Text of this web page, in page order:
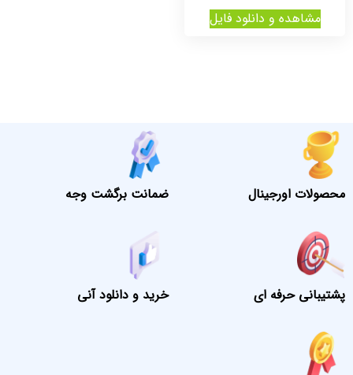
مشاهده و دانلود فایل
محصولات اورجینال ضمانت برگشت وجه
پشتیبانی حرفه ای خرید و دانلود آنی